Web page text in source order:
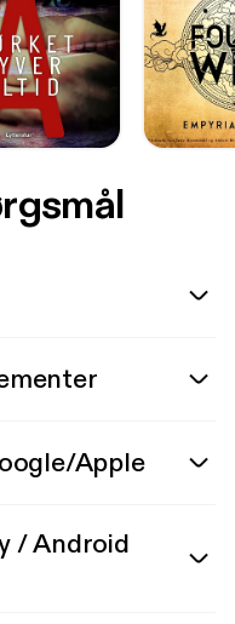
Apple
/ Android